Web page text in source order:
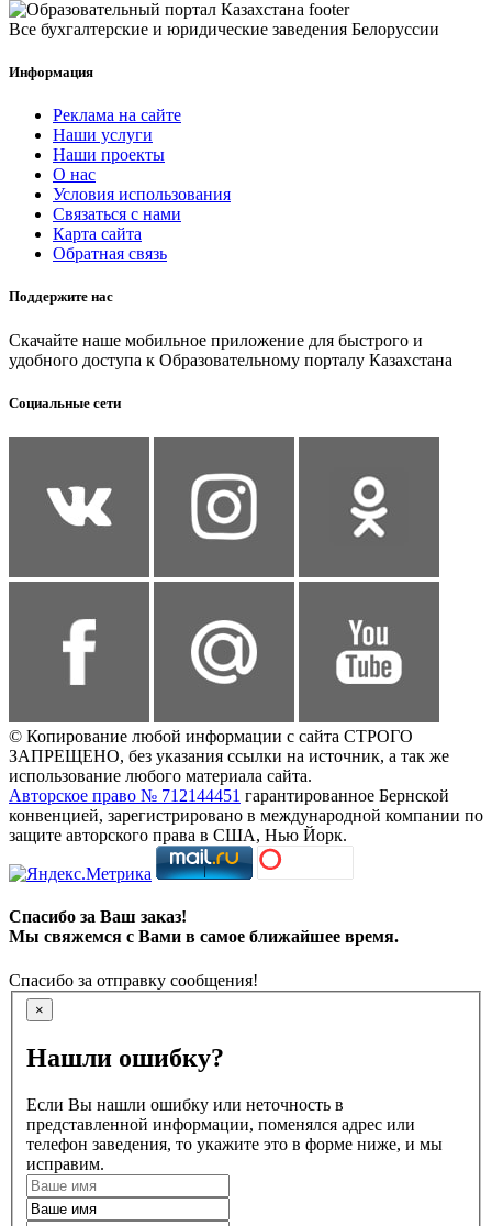
Все бухгалтерские и юридические заведения Белоруссии
Информация
Реклама на сайте
Наши услуги
Наши проекты
О нас
Условия использования
Связаться с нами
Карта сайта
Обратная связь
Поддержите нас
Скачайте наше мобильное приложение для быстрого и
удобного доступа к Образовательному порталу Казахстана
Социальные сети
© Копирование любой информации с сайта СТРОГО
ЗАПРЕЩЕНО, без указания ссылки на источник, а так же
использование любого материала сайта.
Авторское право № 712144451 гарантированное Бернской
конвенцией, зарегистрировано в международной компании по
защите авторского права в США, Нью Йорк.
Спасибо за Ваш заказ!
Мы свяжемся с Вами в самое ближайшее время.
Спасибо за отправку сообщения!
×
Нашли ошибку?
Если Вы нашли ошибку или неточность в
представленной информации, поменялся адрес или
телефон заведения, то укажите это в форме ниже, и мы
исправим.